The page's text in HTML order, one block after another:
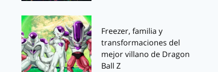
Freezer, familia y
transformaciones del
mejor villano de Dragon
Ball Z